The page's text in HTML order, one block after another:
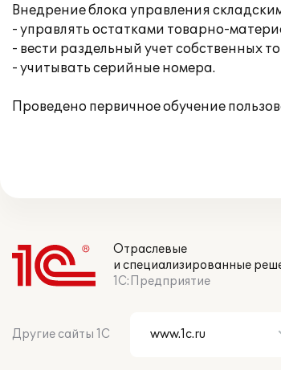
Внедрение блока управления
- управлять остатками товарно-
- вести раздельный учет собственных
- учитывать серийные номера.
Проведено первичное обучение
Отраслевые
и специализированные
1С:Предприятие
Другие сайты 1С